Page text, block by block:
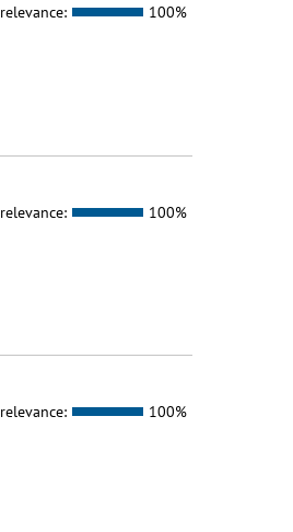
relevance: 100%
relevance: 100%
relevance: 100%